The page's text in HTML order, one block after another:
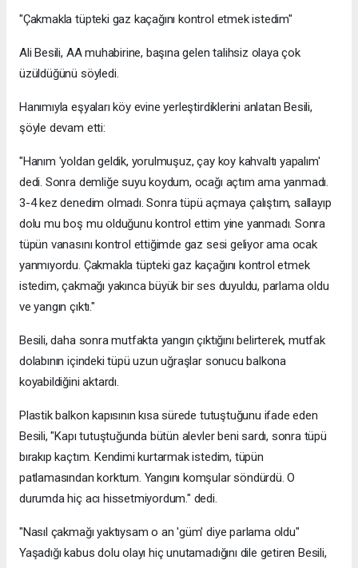
"Çakmakla tüpteki gaz kaçağını kontrol etmek istedim"
Ali Besili, AA muhabirine, başına gelen talihsiz olaya çok
üzüldüğünü söyledi.
Hanımıyla eşyaları köy evine yerleştirdiklerini anlatan Besili,
şöyle devam etti:
"Hanım 'yoldan geldik, yorulmuşuz, çay koy kahvaltı yapalım'
dedi. Sonra demliğe suyu koydum, ocağı açtım ama yanmadı.
3-4 kez denedim olmadı. Sonra tüpü açmaya çalıştım, sallayıp
dolu mu boş mu olduğunu kontrol ettim yine yanmadı. Sonra
tüpün vanasını kontrol ettiğimde gaz sesi geliyor ama ocak
yanmıyordu. Çakmakla tüpteki gaz kaçağını kontrol etmek
istedim, çakmağı yakınca büyük bir ses duyuldu, parlama oldu
ve yangın çıktı."
Besili, daha sonra mutfakta yangın çıktığını belirterek, mutfak
dolabının içindeki tüpü uzun uğraşlar sonucu balkona
koyabildiğini aktardı.
Plastik balkon kapısının kısa sürede tutuştuğunu ifade eden
Besili, "Kapı tutuştuğunda bütün alevler beni sardı, sonra tüpü
bırakıp kaçtım. Kendimi kurtarmak istedim, tüpün
patlamasından korktum. Yangını komşular söndürdü. O
durumda hiç acı hissetmiyordum." dedi.
"Nasıl çakmağı yaktıysam o an 'güm' diye parlama oldu"
Yaşadığı kabus dolu olayı hiç unutamadığını dile getiren Besili,